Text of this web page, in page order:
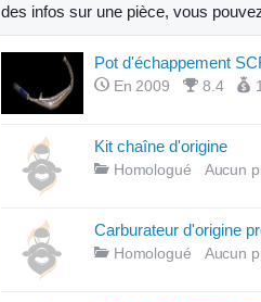
des infos sur une pièce, vous
Pot d'échappement
En 2009 8.4
Kit chaîne d'origine
Homologué Aucun
Carburateur d'origine
Homologué Aucun